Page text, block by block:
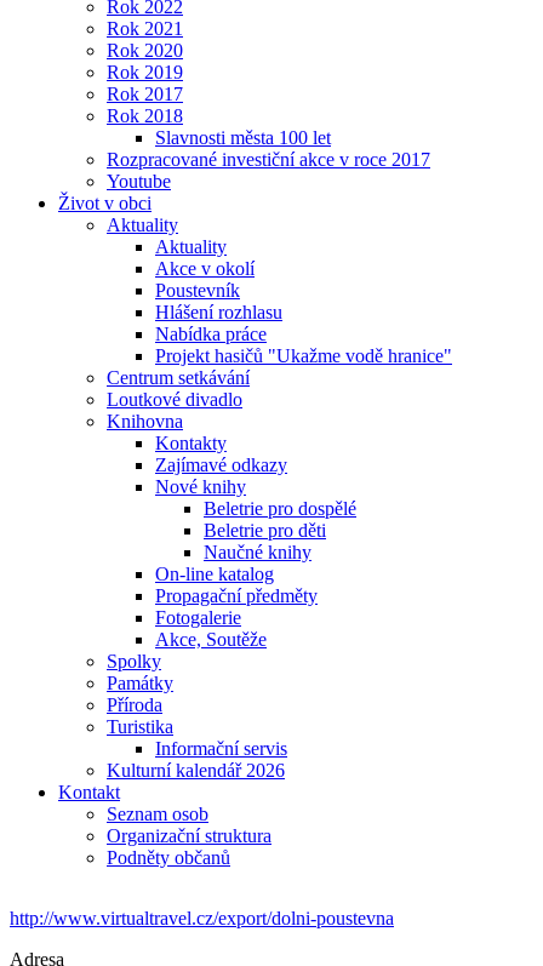
Rok 2022
Rok 2021
Rok 2020
Rok 2019
Rok 2017
Rok 2018
Slavnosti města 100 let
Rozpracované investiční akce v roce 2017
Youtube
Život v obci
Aktuality
Aktuality
Akce v okolí
Poustevník
Hlášení rozhlasu
Nabídka práce
Projekt hasičů "Ukažme vodě hranice"
Centrum setkávání
Loutkové divadlo
Knihovna
Kontakty
Zajímavé odkazy
Nové knihy
Beletrie pro dospělé
Beletrie pro děti
Naučné knihy
On-line katalog
Propagační předměty
Fotogalerie
Akce, Soutěže
Spolky
Památky
Příroda
Turistika
Informační servis
Kulturní kalendář 2026
Kontakt
Seznam osob
Organizační struktura
Podněty občanů
http://www.virtualtravel.cz/export/dolni-poustevna
Adresa